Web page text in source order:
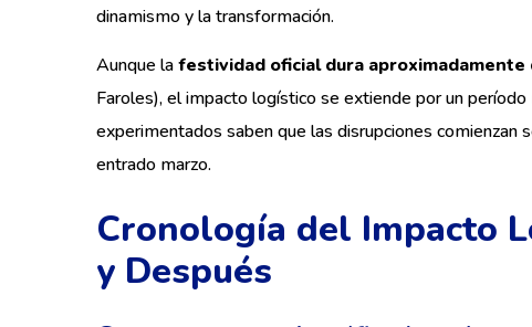
dinamismo y la transformación.
Aunque lafestividad oficial dura aproximadamente
Faroles), el impacto logístico se extiende por un
experimentados saben que las disrupciones comienzan
entrado marzo.
Cronología del Impacto
y Después